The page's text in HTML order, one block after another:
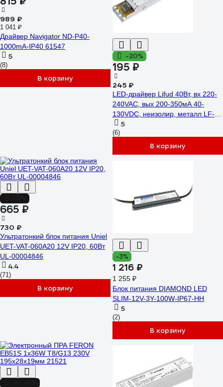
989 ₽
1 041 ₽
Драйвер Navigator ND-P40-
1000mA-IP40 61547
5
(8)
В корзину
-20%
195 ₽
245 ₽
LED-драйвер Lifud 40Вт, вх 220-
240VAC, вых 200-350мА 40-
130VDC, неизолир, металл LF-
FMR040YSIII 2016421722
5
(6)
В корзину
665 ₽
730 ₽
Ультратонкий блок питания Uniel
UET-VAT-060A20 12V IP20, 60Вт
UL-00004846
4.4
(71)
В корзину
-3%
1 216 ₽
1 255 ₽
Блок питания DIAMOND LED
SLIM-12V-3Y-100W-IP67-HH
5
(2)
В корзину